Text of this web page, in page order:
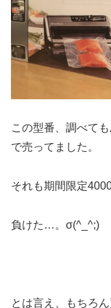
この型番、調べて
で売ってました。
それも期間限定
負けた…。σ(^_^;)
とは言え、もちろ